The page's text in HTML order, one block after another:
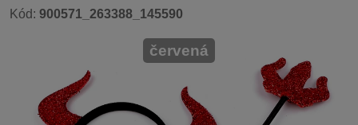
Kód: 900571_263388_145590
červená